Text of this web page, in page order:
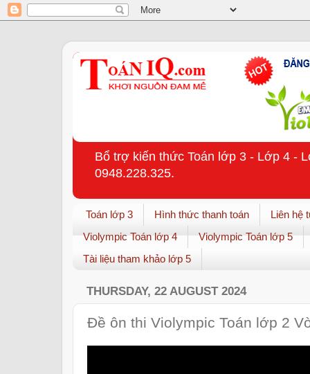
Bổ trợ kiến thức Toán lớp 3 - Lớp 4 -
0948.228.325.
Toán lớp 3 Hình thức thanh toán
Liên hệ
Violympic Toán lớp 4
Violympic Toán lớp 5
Tài liệu tham khảo lớp 5
THURSDAY, 22 AUGUST 2024
Đề ôn thi Violympic Toán lớp 2